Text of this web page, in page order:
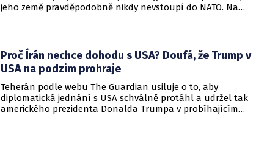
jeho země pravděpodobně nikdy nevstoupí do NATO. Na
nedosažitelné.
Proč Írán nechce dohodu s USA? Doufá, že Trump v
USA na podzim prohraje
Teherán podle webu The Guardian usiluje o to, aby
diplomatická jednání s USA schválně protáhl a udržel tak
amerického prezidenta Donalda Trumpa v probíhajícím